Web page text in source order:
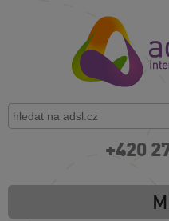
+420